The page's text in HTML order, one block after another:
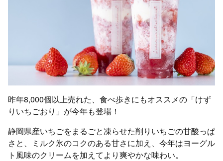
昨年8,000個以上売れた、食べ歩きにもオススメの「けず
りいちごおり」が今年も登場！
静岡県産いちごをまるごと凍らせた削りいちごの甘酸っぱ
さと、ミルク氷のコクのある甘さに加え、今年はヨーグル
ト風味のクリームを加えてより爽やかな味わい。